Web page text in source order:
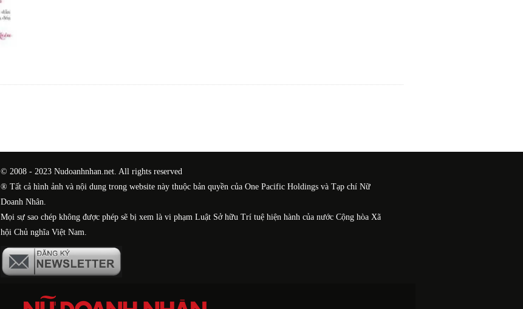
© 2008 - 2023 Nudoanhnhan.net. All rights reserved
® Tất cả hình ảnh và nội dung trong website này thuộc bản quyền của One Pacific Holdings và Tạp chí Nữ
Doanh Nhân.
Mọi sự sao chép không được phép sẽ bị xem là vi phạm Luật Sở hữu Trí tuệ hiện hành của nước Cộng hòa Xã
hội Chủ nghĩa Việt Nam.